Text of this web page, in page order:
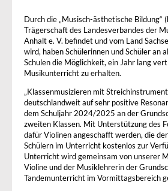
Durch die „Musisch-ästhetische Bildung“
Trägerschaft des Landesverbandes der
Anhalt e. V. befindet und vom Land
wird, haben Schülerinnen und Schüler an
Schulen die Möglichkeit, ein Jahr lang
Musikunterricht zu erhalten.
„Klassenmusizieren mit
deutschlandweit auf sehr positive
dem Schuljahr 2024/2025 an der
zweiten Klassen. Mit Unterstützung des
dafür Violinen angeschafft werden, die
Schülern im Unterricht kostenlos zur
Unterricht wird gemeinsam von unserer
Violine und der Musiklehrerin der
Tandemunterricht im Vormittagsbereich